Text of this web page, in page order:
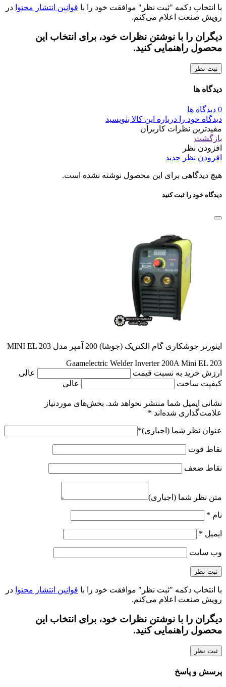
با انتخاب دکمه "ثبت نظر" موافقت خود را با قوانین انتشار محتوا در
رویش صنعت اعلام می‌کنم.
دیگران را با نوشتن نظرات خود، برای انتخاب این
محصول راهنمایی کنید.
ثبت نظر
دیدگاه ها
0 دیدگاه ها
دیدگاه خود را درباره این کالا بنویسید
مفیدترین نظرات کاربران
بازگشت
افزودن نظر
افزودن نظر جدید
هیچ دیدگاهی برای این محصول نوشته نشده است.
دیدگاه خود را ثبت کنید
اینورتر جوشکاری گام الکتریک (جوشا) 200 آمپر مدل MINI EL 203
Gaamelectric Welder Inverter 200A Mini EL 203
ارزش خرید به نسبت قیمت
عالی
کیفیت ساخت
عالی
نشانی ایمیل شما منتشر نخواهد شد. بخش‌های موردنیاز
علامت‌گذاری شده‌اند *
عنوان نظر شما (اجباری)*
نقاط قوت
نقاط ضعف
متن نظر شما (اجباری)
نام *
ایمیل *
وب‌ سایت
با انتخاب دکمه "ثبت نظر" موافقت خود را با قوانین انتشار محتوا در
رویش صنعت اعلام می‌کنم.
دیگران را با نوشتن نظرات خود، برای انتخاب این
محصول راهنمایی کنید.
ثبت نظر
پرسش و پاسخ